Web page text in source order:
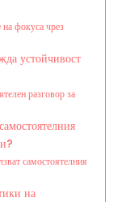
фокуса чрез
устойчивост
разговор за
самостоятелния
на